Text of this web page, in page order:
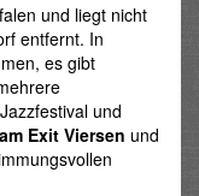
und liegt nicht
entfernt. In
es gibt
und
Exit Viersen und